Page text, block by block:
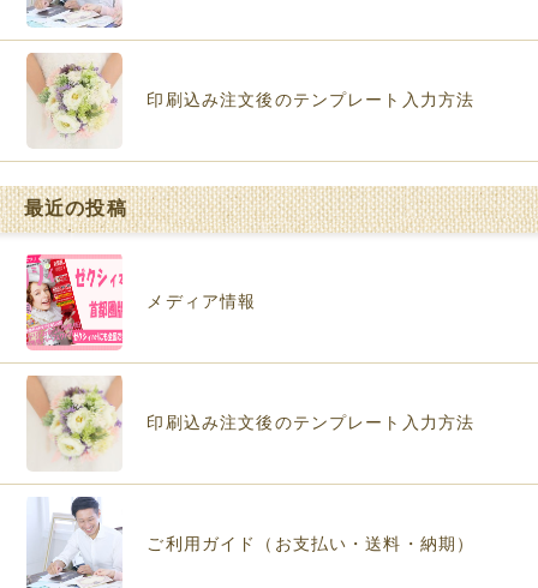
印刷込み注文後のテンプレート入力方法
最近の投稿
メディア情報
印刷込み注文後のテンプレート入力方法
ご利用ガイド（お支払い・送料・納期）